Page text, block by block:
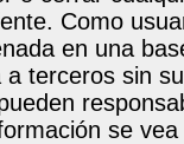
Como
en una
terceros sin
se